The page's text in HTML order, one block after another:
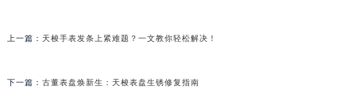
上一篇： 天梭手表发条上紧难题？一文教你轻松解决！
下一篇： 古董表盘焕新生：天梭表盘生锈修复指南